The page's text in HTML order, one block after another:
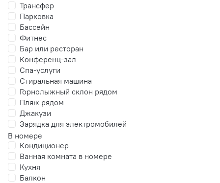
Трансфер
Парковка
Бассейн
Фитнес
Бар или ресторан
Конференц-зал
Спа-услуги
Стиральная машина
Горнолыжный склон рядом
Пляж рядом
Джакузи
Зарядка для электромобилей
В номере
Кондиционер
Ванная комната в номере
Кухня
Балкон